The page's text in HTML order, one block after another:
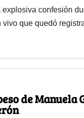
explosiva confesión
vivo que quedó
de Manuela